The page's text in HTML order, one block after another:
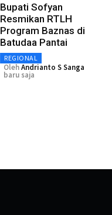
Bupati Sofyan
Resmikan RTLH
Program Baznas di
Batudaa Pantai
REGIONAL
OlehAndrianto S Sanga
baru saja